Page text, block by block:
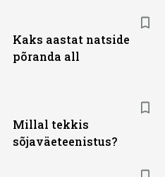
Kaks aastat natside
põranda all
Millal tekkis
sõjaväeteenistus?